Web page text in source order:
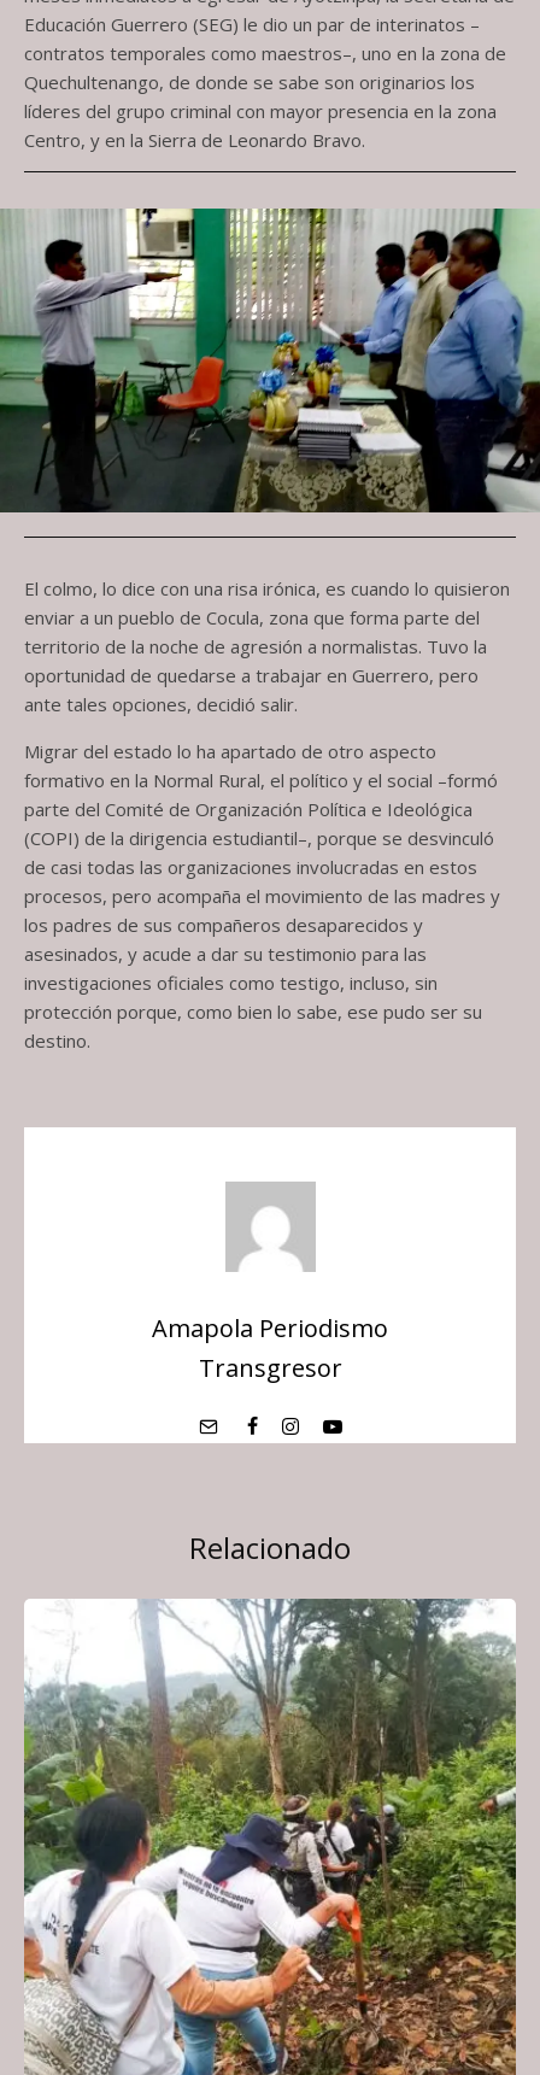
Educación Guerrero (SEG) le dio un par de interinatos –
contratos temporales como maestros–, uno en la zona de
Quechultenango, de donde se sabe son originarios los
líderes del grupo criminal con mayor presencia en la zona
Centro, y en la Sierra de Leonardo Bravo.
El colmo, lo dice con una risa irónica, es cuando lo quisieron
enviar a un pueblo de Cocula, zona que forma parte del
territorio de la noche de agresión a normalistas. Tuvo la
oportunidad de quedarse a trabajar en Guerrero, pero
ante tales opciones, decidió salir.
Migrar del estado lo ha apartado de otro aspecto
formativo en la Normal Rural, el político y el social –formó
parte del Comité de Organización Política e Ideológica
(COPI) de la dirigencia estudiantil–, porque se desvinculó
de casi todas las organizaciones involucradas en estos
procesos, pero acompaña el movimiento de las madres y
los padres de sus compañeros desaparecidos y
asesinados, y acude a dar su testimonio para las
investigaciones oficiales como testigo, incluso, sin
protección porque, como bien lo sabe, ese pudo ser su
destino.
Amapola Periodismo
Transgresor
Relacionado